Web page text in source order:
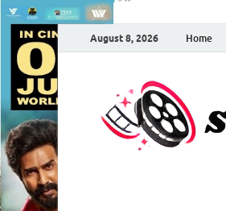
August 8, 2026 Home